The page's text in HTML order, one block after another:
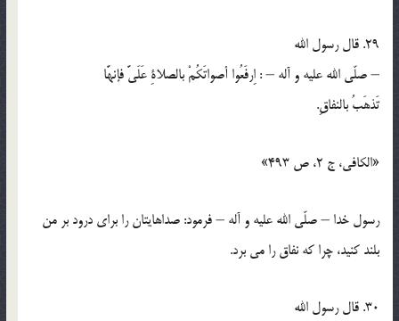
29. قال رسول الله
– صلّي الله عليه و آله – : اِرفَعُوا أصواتَكُمْ بالصلاةِ عَلَيَّ فإنهَّا
تَذهَبُ بالنفاقِ.
«الكافي، ج 2، ص 493»
رسول خدا – صلّي الله عليه و آله – فرمود: صداهايتان را براي درود بر من
بلند كنيد، چرا كه نفاق را مي برد.
30. قال رسول الله